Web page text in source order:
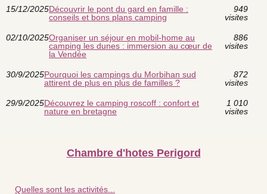
15/12/2025Découvrir le pont du gard en famille :
conseils et bons plans camping
949
visites
02/10/2025Organiser un séjour en mobil-home au
camping les dunes : immersion au cœur de
la Vendée
886
visites
30/9/2025Pourquoi les campings du Morbihan sud
attirent de plus en plus de familles ?
872
visites
29/9/2025Découvrez le camping roscoff : confort et
nature en bretagne
1 010
visites
Chambre d'hotes Perigord
Quelles sont les activités...